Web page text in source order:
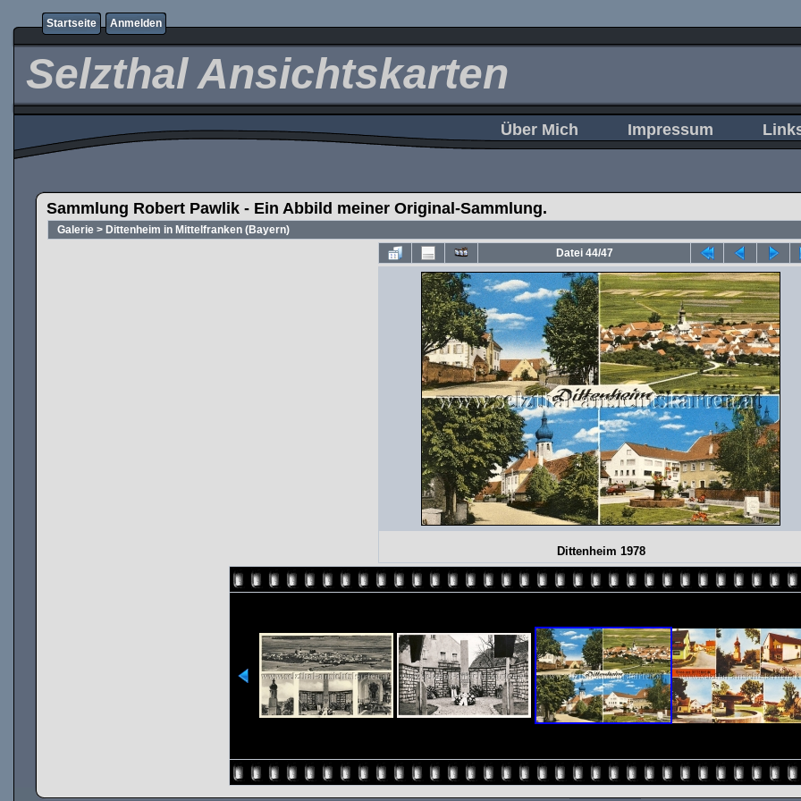
Startseite Anmelden
Selzthal Ansichtskarten
Über Mich Impressum
Sammlung Robert Pawlik - Ein Abbild meiner Original-Sammlung.
Galerie > Dittenheim in Mittelfranken (Bayern)
Datei 44/47
Dittenheim 1978